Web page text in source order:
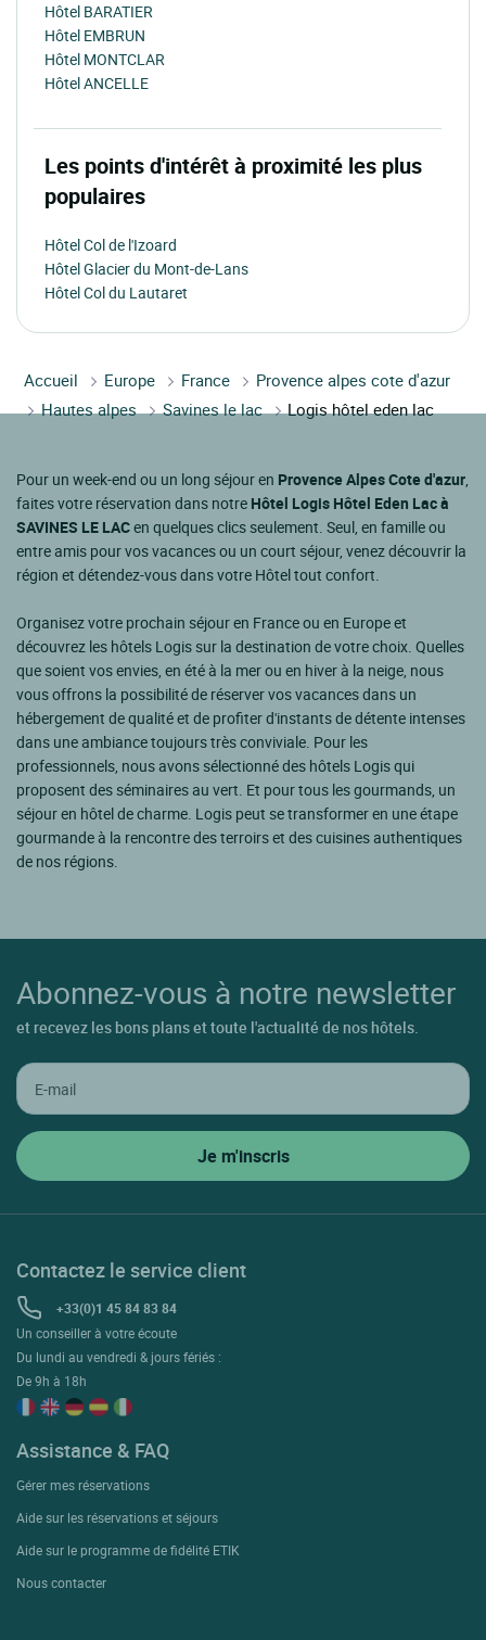
Hôtel BARATIER
Hôtel EMBRUN
Hôtel MONTCLAR
Hôtel ANCELLE
Les points d'intérêt à proximité les plus
populaires
Hôtel Col de l'Izoard
Hôtel Glacier du Mont-de-Lans
Hôtel Col du Lautaret
Accueil Europe France
Provence alpes cote d'azur
Hautes alpes
Savines le lac Logis hôtel eden lac
Pour un week-end ou un long séjour en Provence Alpes Cote d'azur,
faites votre réservation dans notre Hôtel Logis Hôtel Eden Lac à
SAVINES LE LACen quelques clics seulement. Seul, en famille ou
entre amis pour vos vacances ou un court séjour, venez découvrir la
région et détendez-vous dans votre Hôtel tout confort.
Organisez votre prochain séjour en France ou en Europe et
découvrez les hôtels Logis sur la destination de votre choix. Quelles
que soient vos envies, en été à la mer ou en hiver à la neige, nous
vous offrons la possibilité de réserver vos vacances dans un
hébergement de qualité et de profiter d'instants de détente intenses
dans une ambiance toujours très conviviale. Pour les
professionnels, nous avons sélectionné des hôtels Logis qui
proposent des séminaires au vert. Et pour tous les gourmands, un
séjour en hôtel de charme. Logis peut se transformer en une étape
gourmande à la rencontre des terroirs et des cuisines authentiques
de nos régions.
Abonnez-vous à notre newsletter
et recevez les bons plans et toute l'actualité de nos hôtels.
Contactez le service client
+33(0)1 45 84 83 84
Un conseiller à votre écoute
Du lundi au vendredi & jours fériés :
De 9h à 18h
Assistance & FAQ
Gérer mes réservations
Aide sur les réservations et séjours
Aide sur le programme de fidélité ETIK
Nous contacter